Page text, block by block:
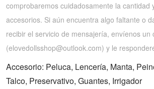
comprobaremos cuidadosamente la cantidad
accesorios. Si aún encuentra algo faltante o
recibir el servicio de mensajería, envíenos un
(elovedollsshop@outlook.com) y le
Accesorio: Peluca, Lencería, Manta,
Talco, Preservativo, Guantes, Irrigador